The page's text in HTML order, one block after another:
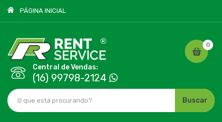
PÁGINA INICIAL
Central de Vendas:
(16) 99798-2124
0
Buscar